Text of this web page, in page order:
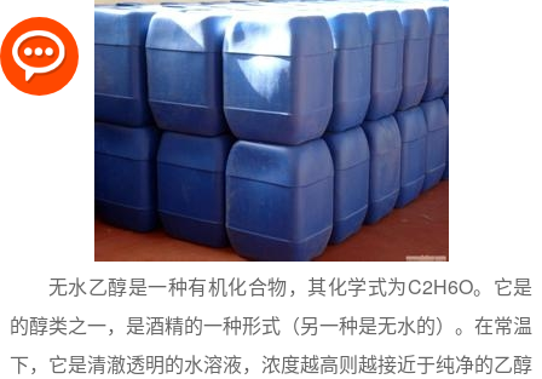
无水乙醇是一种有机化合物，其化学式为C2H6O。它是
的醇类之一，是酒精的一种形式（另一种是无水的）。在常温
下，它是清澈透明的水溶液，浓度越高则越接近于纯净的乙醇